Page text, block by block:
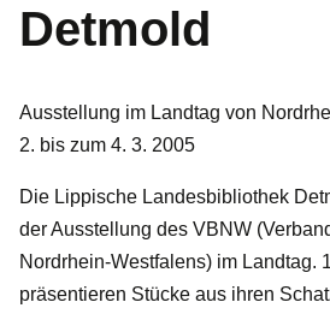
Detmold
Ausstellung im Landtag von
2. bis zum 4. 3. 2005
Die Lippische Landesbibliothek
der Ausstellung des VBNW
Nordrhein-Westfalens) im Landtag.
präsentieren Stücke aus ihren